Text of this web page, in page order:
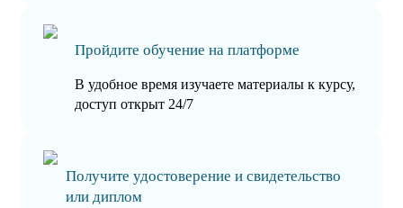
Пройдите обучение на платформе
В удобное время изучаете материалы к курсу,
доступ открыт 24/7
Получите удостоверение и свидетельство
или диплом